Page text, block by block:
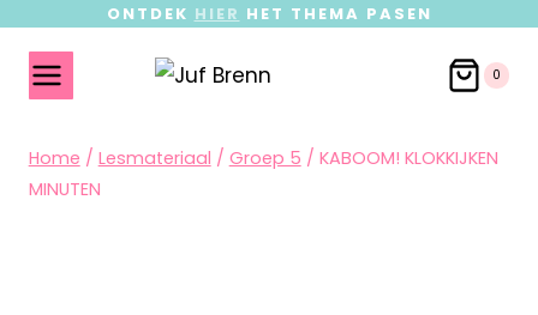
ONTDEK HIER HET THEMA PASEN
0
Home / Lesmateriaal / Groep 5 / KABOOM! KLOKKIJKEN
MINUTEN